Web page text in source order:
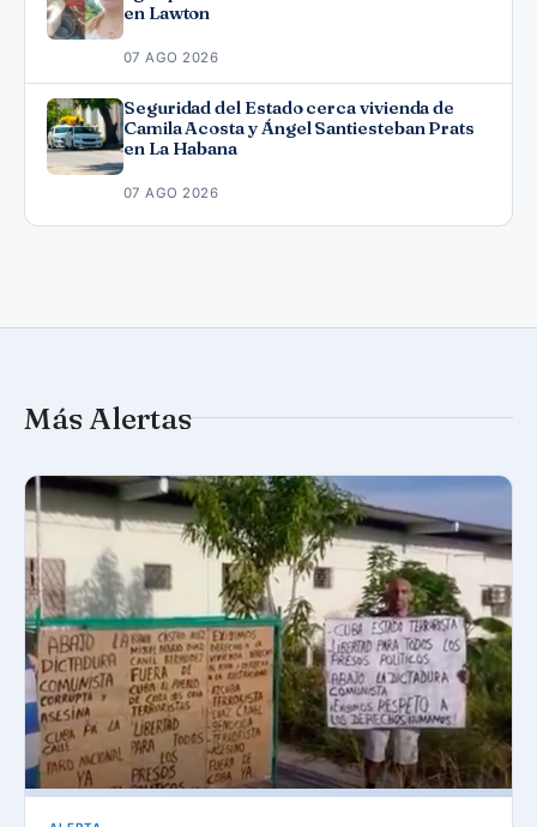
en Lawton
07 AGO 2026
Seguridad del Estado cerca vivienda de
Camila Acosta y Ángel Santiesteban Prats
en La Habana
07 AGO 2026
Más Alertas